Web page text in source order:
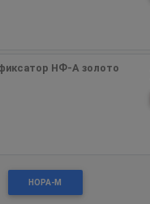
НФ-А золото
НОРА-М